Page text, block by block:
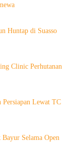
Huntap di Suasso
Clinic Perhutanan
Lewat TC
Selama Open